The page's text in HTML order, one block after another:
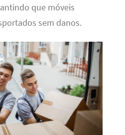
que móveis
sem danos.